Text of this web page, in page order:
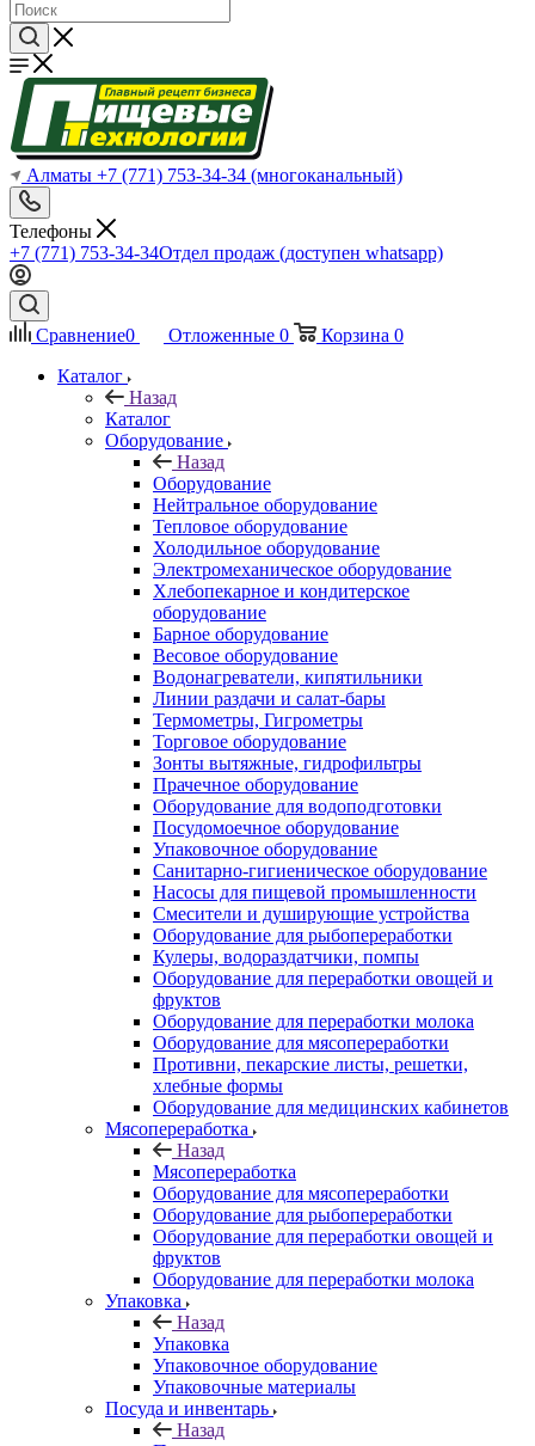
Алматы +7 (771) 753-34-34 (многоканальный)
Телефоны
+7 (771) 753-34-34Отдел продаж (доступен whatsapp)
Сравнение0 Отложенные 0 Корзина 0
Каталог
Назад
Каталог
Оборудование
Назад
Оборудование
Нейтральное оборудование
Тепловое оборудование
Холодильное оборудование
Электромеханическое оборудование
Хлебопекарное и кондитерское
оборудование
Барное оборудование
Весовое оборудование
Водонагреватели, кипятильники
Линии раздачи и салат-бары
Термометры, Гигрометры
Торговое оборудование
Зонты вытяжные, гидрофильтры
Прачечное оборудование
Оборудование для водоподготовки
Посудомоечное оборудование
Упаковочное оборудование
Санитарно-гигиеническое оборудование
Насосы для пищевой промышленности
Смесители и душирующие устройства
Оборудование для рыбопереработки
Кулеры, водораздатчики, помпы
Оборудование для переработки овощей и
фруктов
Оборудование для переработки молока
Оборудование для мясопереработки
Противни, пекарские листы, решетки,
хлебные формы
Оборудование для медицинских кабинетов
Мясопереработка
Назад
Мясопереработка
Оборудование для мясопереработки
Оборудование для рыбопереработки
Оборудование для переработки овощей и
фруктов
Оборудование для переработки молока
Упаковка
Назад
Упаковка
Упаковочное оборудование
Упаковочные материалы
Посуда и инвентарь
Назад